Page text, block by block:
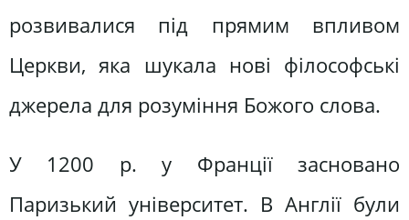
розвивалися під прямим впливом
Церкви, яка шукала нові філософські
джерела для розуміння Божого слова.
У 1200 р. у Франції засновано
Паризький університет. В Англії були